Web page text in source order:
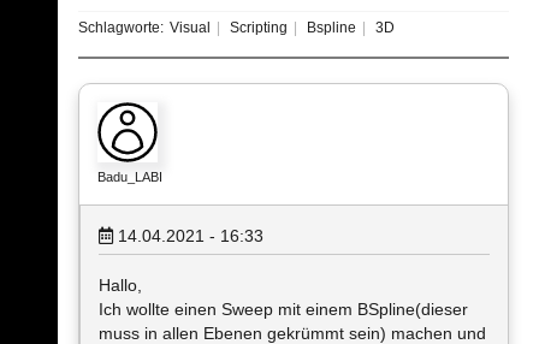
Schlagworte: Visual Scripting Bspline 3D
Badu_LABI
14.04.2021 - 16:33
Hallo,
Ich wollte einen Sweep mit einem BSpline(dieser
muss in allen Ebenen gekrümmt sein) machen und